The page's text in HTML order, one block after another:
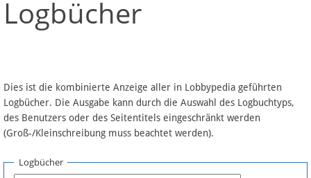
Über Lobbypedia
Artikel nach Kategorien
FAQ
Logbücher
Dies ist die kombinierte Anzeige aller in Lobbypedia geführten
Logbücher. Die Ausgabe kann durch die Auswahl des Logbuchtyps,
des Benutzers oder des Seitentitels eingeschränkt werden
(Groß-/Kleinschreibung muss beachtet werden).
Logbücher